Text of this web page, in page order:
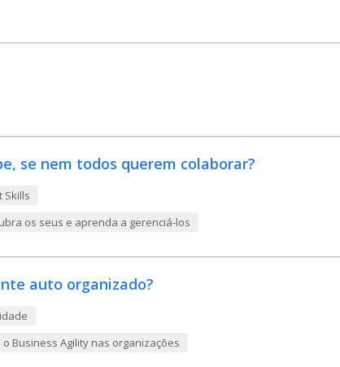
se nem todos querem colaborar?
Skills
os seus e aprenda a gerenciá-los
auto organizado?
Business Agility nas organizações